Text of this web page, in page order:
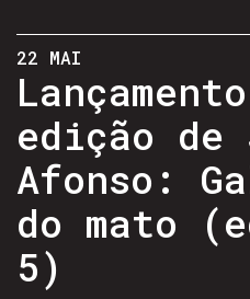
22 MAI
edição de
Afonso:
do mato
5)